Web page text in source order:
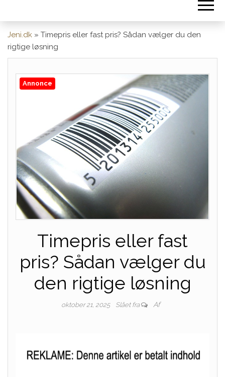
Jeni.dk » Timepris eller fast pris? Sådan vælger du den
rigtige løsning
Annonce
Timepris eller fast
pris? Sådan vælger du
den rigtige løsning
oktober 21, 2025 Slået fra Af